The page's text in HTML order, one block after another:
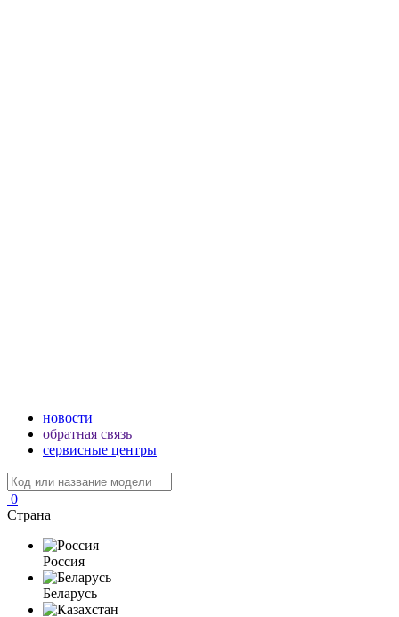
новости
обратная связь
сервисные центры
0
Страна
Россия
Беларусь